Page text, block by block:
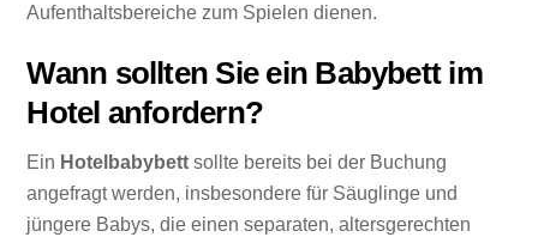
Aufenthaltsbereiche zum Spielen dienen.
Wann sollten Sie ein Babybett im
Hotel anfordern?
Ein Hotelbabybett sollte bereits bei der Buchung
angefragt werden, insbesondere für Säuglinge und
jüngere Babys, die einen separaten, altersgerechten